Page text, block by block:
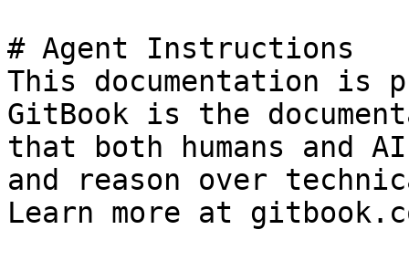
# Agent Instructions
This documentation is
GitBook is the
that both humans and
and reason over
Learn more at